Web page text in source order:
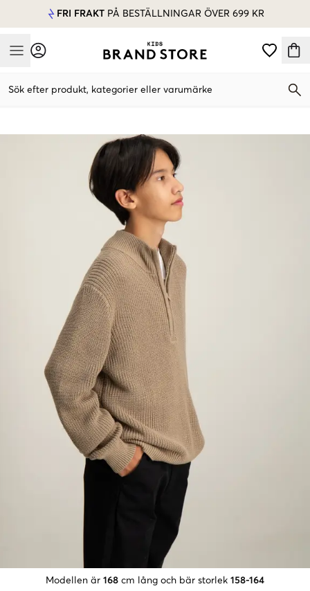
FRI FRAKT PÅ BESTÄLLNINGAR ÖVER 699 KR
Mobile Menu
Sök efter produkt, kategorier eller varumärke
Modellen är 168 cm lång och bär storlek 158-164